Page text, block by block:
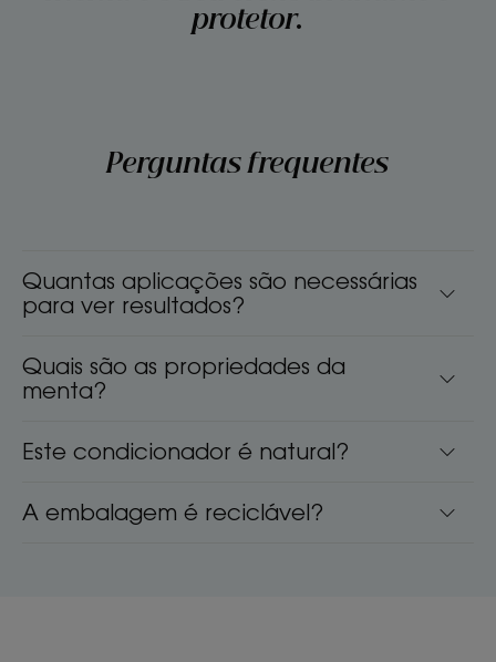
protetor.
Perguntas frequentes
Quantas aplicações são necessárias
para ver resultados?
Quais são as propriedades da
menta?
Este condicionador é natural?
A embalagem é reciclável?